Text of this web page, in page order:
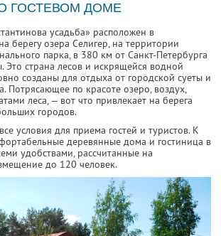
ГОСТЕВОМ ДОМЕ
усадьба» расположен в
берегу озера Селигер, на территории
парка, в 380 км от Санкт-Петербурга
страна лесов и искрящейся водной
созданы для отдыха от городской суеты и
Потрясающее по красоте озеро, воздух,
леса, — вот что привлекает на берега
городов.
условия для приема гостей и туристов. К
деревянные дома и гостиница в
удобствами, рассчитанные на
до 120 человек.